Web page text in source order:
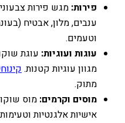
פירות: מגש פירות
ענבים, מלון, אבטיח
וטעמים.
עוגות ועוגיות: עוגת
מגוון עוגיות קטנות.
מתוק.
מוסים וקרמים: מוס
אישיות אלגנטיות